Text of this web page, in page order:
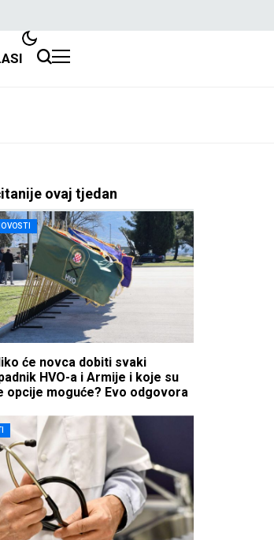
ovaj tjedan
će novca dobiti svaki
HVO-a i Armije i koje su
opcije moguće? Evo odgovora